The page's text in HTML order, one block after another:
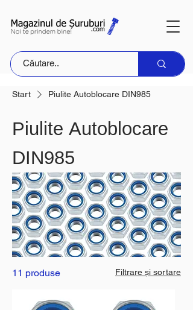
Start Piulite Autoblocare DIN985
Piulite Autoblocare
DIN985
11 produse Filtrare și sortare